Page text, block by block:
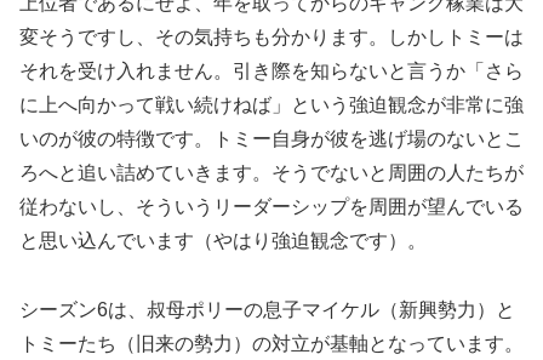
変そうですし、その気持ちも分かります。しかしトミーは
それを受け入れません。引き際を知らないと言うか「さら
に上へ向かって戦い続けねば」という強迫観念が非常に強
いのが彼の特徴です。トミー自身が彼を逃げ場のないとこ
ろへと追い詰めていきます。そうでないと周囲の人たちが
従わないし、そういうリーダーシップを周囲が望んでいる
と思い込んでいます（やはり強迫観念です）。
シーズン6は、叔母ポリーの息子マイケル（新興勢力）と
トミーたち（旧来の勢力）の対立が基軸となっています。